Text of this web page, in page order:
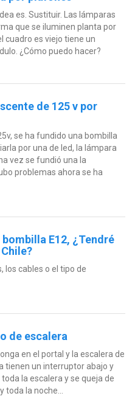
es. Sustituir. Las lámparas
que se iluminen planta por
cuadro es viejo tiene un
¿Cómo puedo hacer?
de 125 v por
se ha fundido una bombilla
por una de led, la lámpara
vez se fundió una la
problemas ahora se ha
bombilla E12, ¿Tendré
los cables o el tipo de
de escalera
en el portal y la escalera de
tienen un interruptor abajo y
la escalera y se queja de
toda la noche...